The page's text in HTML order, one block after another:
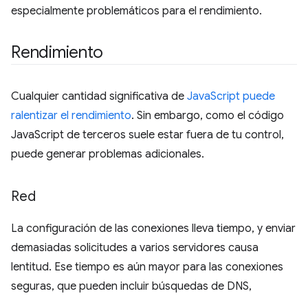
especialmente problemáticos para el rendimiento.
Rendimiento
Cualquier cantidad significativa de JavaScript puede
ralentizar el rendimiento. Sin embargo, como el código
JavaScript de terceros suele estar fuera de tu control,
puede generar problemas adicionales.
Red
La configuración de las conexiones lleva tiempo, y enviar
demasiadas solicitudes a varios servidores causa
lentitud. Ese tiempo es aún mayor para las conexiones
seguras, que pueden incluir búsquedas de DNS,